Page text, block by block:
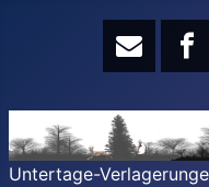
Untertage-